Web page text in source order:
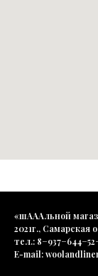
«шАААльной
2021г., Самарская
тел.:
E-mail: